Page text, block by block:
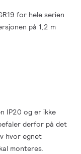
perfekt på
hengende
bestilles separat).
og ubegrensede
for å
for pengene,
for hele serien
på 1,2 m
IP20 og er ikke
derfor på det
hvor egnet
monteres.